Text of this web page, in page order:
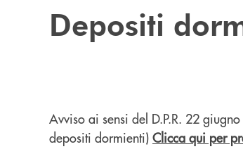
Depositi
Avviso ai sensi del D.P.R. 22
depositi dormienti) Clicca qui per